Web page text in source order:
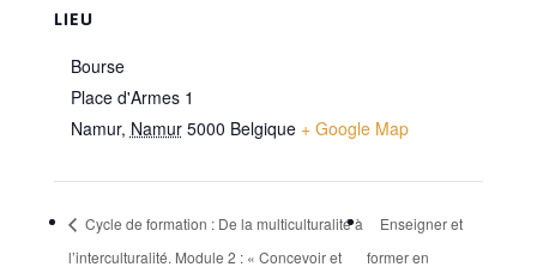
LIEU
Bourse
Place d'Armes 1
Namur, Namur 5000 Belgique + Google Map
Cycle de formation : De la multiculturalité à
l’interculturalité. Module 2 : « Concevoir et
Enseigner et
former en